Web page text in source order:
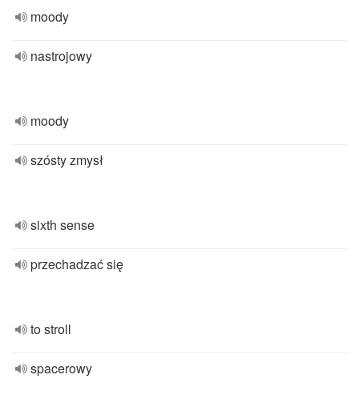
moody
nastrojowy
moody
szósty zmysł
sixth sense
przechadzać się
to stroll
spacerowy